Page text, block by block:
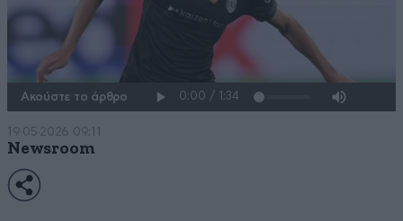
Ακούστε το άρθρο
19·05·2026 09:11
Newsroom